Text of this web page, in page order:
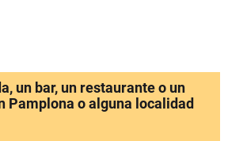
un bar, un restaurante o un
Pamplona o alguna localidad